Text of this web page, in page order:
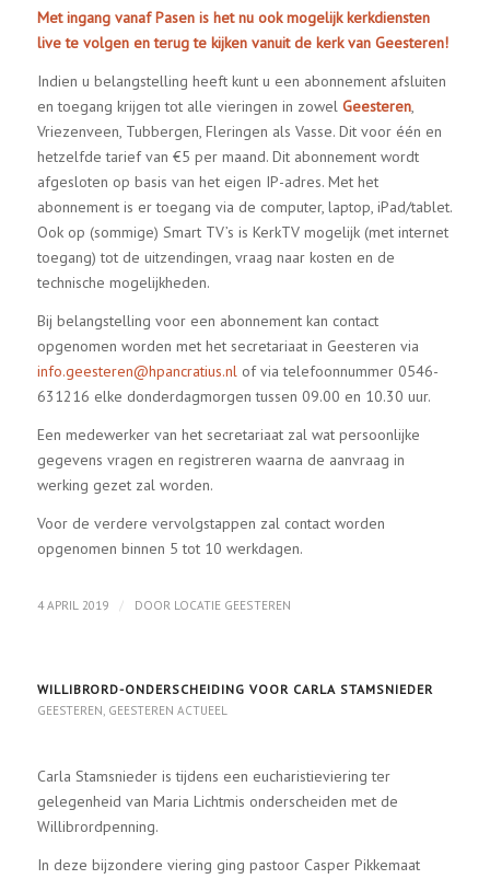
Met ingang vanaf Pasen is het nu ook mogelijk kerkdiensten
live te volgen en terug te kijken vanuit de kerk van Geesteren!
Indien u belangstelling heeft kunt u een abonnement afsluiten
en toegang krijgen tot alle vieringen in zowel Geesteren,
Vriezenveen, Tubbergen, Fleringen als Vasse. Dit voor één en
hetzelfde tarief van €5 per maand. Dit abonnement wordt
afgesloten op basis van het eigen IP-adres. Met het
abonnement is er toegang via de computer, laptop, iPad/tablet.
Ook op (sommige) Smart TV’s is KerkTV mogelijk (met internet
toegang) tot de uitzendingen, vraag naar kosten en de
technische mogelijkheden.
Bij belangstelling voor een abonnement kan contact
opgenomen worden met het secretariaat in Geesteren via
info.geesteren@hpancratius.nlof via telefoonnummer 0546-
631216 elke donderdagmorgen tussen 09.00 en 10.30 uur.
Een medewerker van het secretariaat zal wat persoonlijke
gegevens vragen en registreren waarna de aanvraag in
werking gezet zal worden.
Voor de verdere vervolgstappen zal contact worden
opgenomen binnen 5 tot 10 werkdagen.
4 APRIL 2019 / DOOR LOCATIE GEESTEREN
WILLIBRORD-ONDERSCHEIDING VOOR CARLA STAMSNIEDER
GEESTEREN, GEESTEREN ACTUEEL
Carla Stamsnieder is tijdens een eucharistieviering ter
gelegenheid van Maria Lichtmis onderscheiden met de
Willibrordpenning.
In deze bijzondere viering ging pastoor Casper Pikkemaat